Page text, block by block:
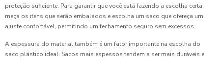
proteção suficiente. Para garantir que você está fazendo a escolha certa,
meça os itens que serão embalados e escolha um saco que ofereça um
ajuste confortável, permitindo um fechamento seguro sem excessos.
A espessura do material também é um fator importante na escolha do
saco plástico ideal. Sacos mais espessos tendem a ser mais duráveis e